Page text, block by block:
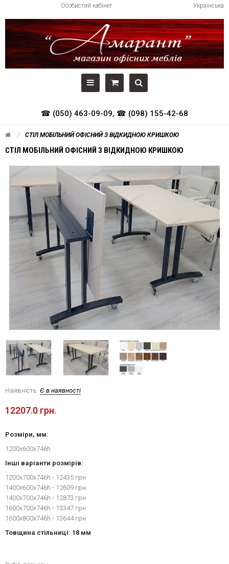
Українська
Особистий кабінет
☎ (050) 463-09-09, ☎ (098) 155-42-68
СТІЛ МОБІЛЬНИЙ ОФІСНИЙ З ВІДКИДНОЮ КРИШКОЮ
СТІЛ МОБІЛЬНИЙ ОФІСНИЙ З ВІДКИДНОЮ КРИШКОЮ
Наявність: Є в наявності
12207.0 грн.
Розміри, мм:
1200x600x746h
Інші варіанти розмірів:
1200x700x746h - 12435 грн
1400x600x746h - 12609 грн
1400x700x746h - 12873 грн
1600x700x746h - 13347 грн
1600x800x746h - 13644 грн
Товщина стільниці: 18 мм